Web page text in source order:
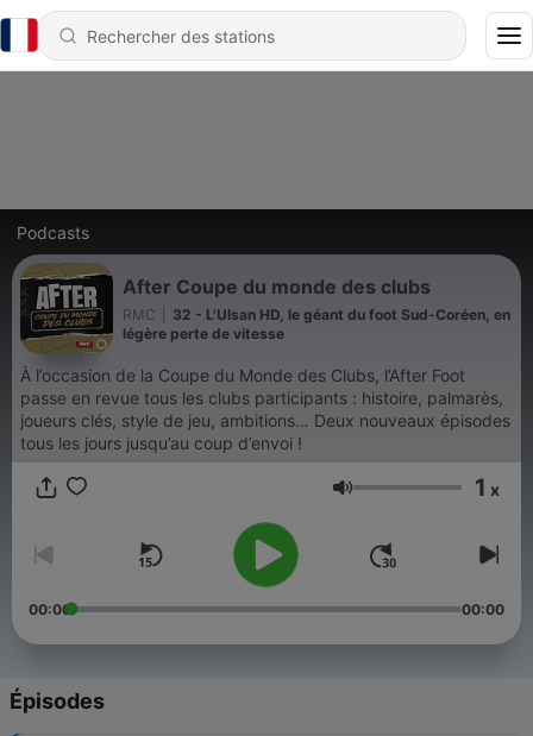
Podcasts
After Coupe du monde des clubs
RMC
32 - L'Ulsan HD, le géant du foot Sud-Coréen, en
légère perte de vitesse
À l’occasion de la Coupe du Monde des Clubs, l’After Foot
passe en revue tous les clubs participants : histoire, palmarès,
joueurs clés, style de jeu, ambitions… Deux nouveaux épisodes
tous les jours jusqu’au coup d’envoi !
Volume 1 x
00:00 00:00
Épisodes